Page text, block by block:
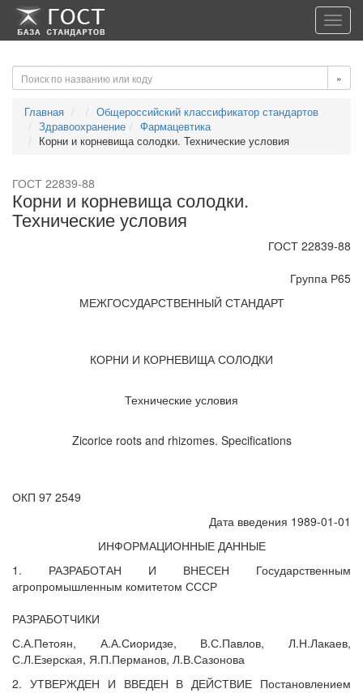
-->-->
»
Главная
Общероссийский классификатор стандартов
Здравоохранение
Фармацевтика
Корни и корневища солодки. Технические условия
ГОСТ 22839-88
Корни и корневища солодки.
Технические условия
ГОСТ 22839-88
Группа Р65
МЕЖГОСУДАРСТВЕННЫЙ СТАНДАРТ
КОРНИ И КОРНЕВИЩА СОЛОДКИ
Технические условия
Zicorice roots and rhizomes. Specifications
ОКП 97 2549
Дата введения 1989-01-01
ИНФОРМАЦИОННЫЕ ДАННЫЕ
1. РАЗРАБОТАН И ВНЕСЕН Государственным
агропромышленным комитетом СССР
РАЗРАБОТЧИКИ
С.А.Петоян, А.А.Сиоридзе, В.С.Павлов, Л.Н.Лакаев,
С.Л.Езерская, Я.П.Перманов, Л.В.Сазонова
2. УТВЕРЖДЕН И ВВЕДЕН В ДЕЙСТВИЕ Постановлением